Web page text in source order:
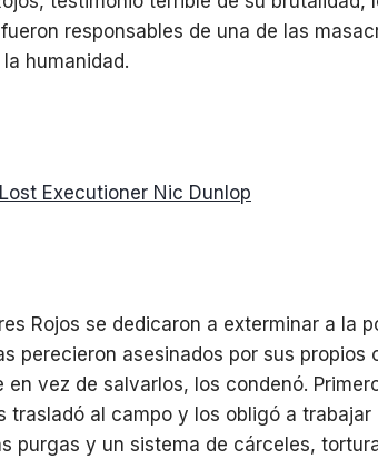
responsables de una de las
humanidad.
Rojos se dedicaron a exterminar a la
perecieron asesinados por sus propios
vez de salvarlos, los condenó.
trasladó al campo y los obligó a trabajar
purgas y un sistema de cárceles,